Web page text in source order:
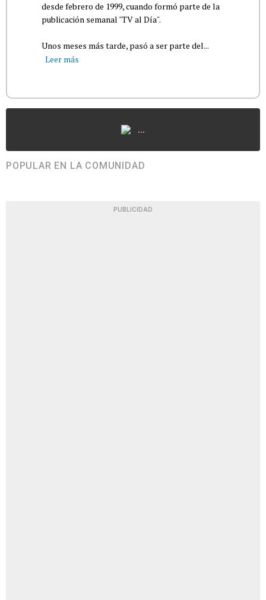
desde febrero de 1999, cuando formó parte de la
publicación semanal "TV al Día".
Unos meses más tarde, pasó a ser parte del...
Leer más
...
POPULAR EN LA COMUNIDAD
PUBLICIDAD